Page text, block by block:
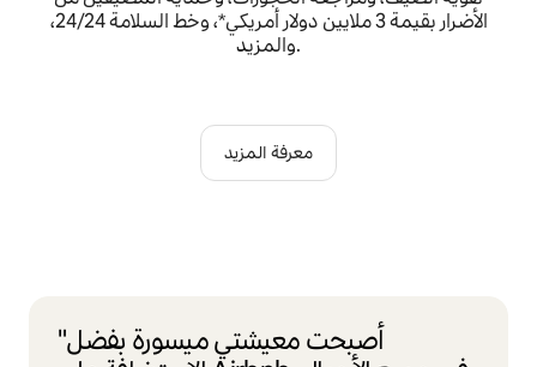
الأضرار بقيمة 3 ملايين دولار أمريكي*، وخط السلامة 24/24،
والمزيد.
معرفة المزيد
"أصبحت معيشتي ميسورة بفضل